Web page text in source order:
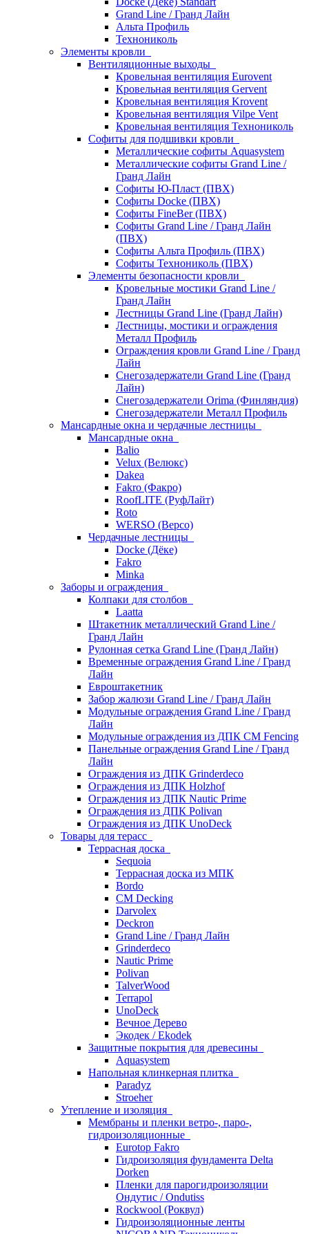
Grand Line / Гранд Лайн
Альта Профиль
Технониколь
Элементы кровли
Вентиляционные выходы
Кровельная вентиляция Eurovent
Кровельная вентиляция Gervent
Кровельная вентиляция Krovent
Кровельная вентиляция Vilpe Vent
Кровельная вентиляция Технониколь
Cофиты для подшивки кровли
Металлические софиты Aquasystem
Металлические софиты Grand Line /
Гранд Лайн
Софиты Ю-Пласт (ПВХ)
Софиты Docke (ПВХ)
Софиты FineBer (ПВХ)
Софиты Grand Line / Гранд Лайн
(ПВХ)
Софиты Альта Профиль (ПВХ)
Софиты Технониколь (ПВХ)
Элементы безопасности кровли
Кровельные мостики Grand Line /
Гранд Лайн
Лестницы Grand Line (Гранд Лайн)
Лестницы, мостики и ограждения
Металл Профиль
Ограждения кровли Grand Line / Гранд
Лайн
Снегозадержатели Grand Line (Гранд
Лайн)
Снегозадержатели Orima (Финляндия)
Снегозадержатели Металл Профиль
Мансардные окна и чердачные лестницы
Мансардные окна
Balio
Velux (Велюкс)
Dakea
Fakro (Факро)
RoofLITE (РуфЛайт)
Roto
WERSO (Версо)
Чердачные лестницы
Docke (Дёке)
Fakro
Minka
Заборы и ограждения
Колпаки для столбов
Laatta
Штакетник металлический Grand Line /
Гранд Лайн
Рулонная сетка Grand Line (Гранд Лайн)
Временные ограждения Grand Line / Гранд
Лайн
Евроштакетник
Забор жалюзи Grand Line / Гранд Лайн
Модульные ограждения Grand Line / Гранд
Лайн
Модульные ограждения из ДПК CM Fencing
Панельные ограждения Grand Line / Гранд
Лайн
Ограждения из ДПК Grinderdeco
Ограждения из ДПК Holzhof
Ограждения из ДПК Nautic Prime
Ограждения из ДПК Polivan
Ограждения из ДПК UnoDeck
Товары для терасс
Террасная доска
Sequoia
Террасная доска из МПК
Bordo
CM Decking
Darvolex
Deckron
Grand Line / Гранд Лайн
Grinderdeco
Nautic Prime
Polivan
TalverWood
Terrapol
UnoDeck
Вечное Дерево
Экодек / Ekodek
Защитные покрытия для древесины
Aquasystem
Напольная клинкерная плитка
Paradyz
Stroeher
Утепление и изоляция
Мембраны и пленки ветро-, паро-,
гидроизоляционные
Eurotop Fakro
Гидроизоляция фундамента Delta
Dorken
Пленки для парогидроизоляции
Ондутис / Ondutiss
Rockwool (Роквул)
Гидроизоляционные ленты